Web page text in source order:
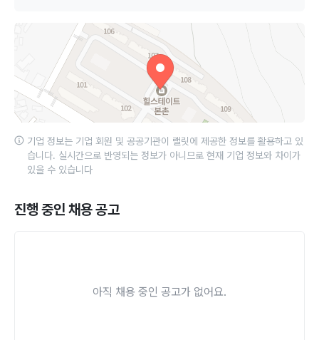
기업 정보는 기업 회원 및 공공기관이 랠릿에 제공한 정보를 활용하고 있
습니다. 실시간으로 반영되는 정보가 아니므로 현재 기업 정보와 차이가
있을 수 있습니다
진행 중인 채용 공고
아직 채용 중인 공고가 없어요.